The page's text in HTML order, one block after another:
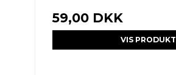
59,00 DKK
VIS PRODUKT